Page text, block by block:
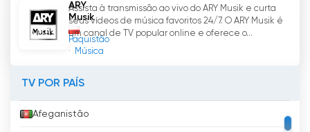
ARY
Musik
Paquistão
Música
Assista à transmissão ao vivo do ARY Musik e curta
seus vídeos de música favoritos 24/7. O ARY Musik é
um canal de TV popular online e oferece o...
TV POR PAÍS
Afeganistão